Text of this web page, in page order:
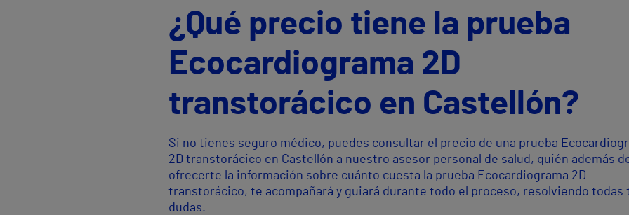
¿Qué precio tiene la prueba
Ecocardiograma 2D
transtorácico en Castellón?
Si no tienes seguro médico, puedes consultar el precio de una prueba
2D transtorácico en Castellón a nuestro asesor personal de salud, quién además
ofrecerte la información sobre cuánto cuesta la prueba Ecocardiograma 2D
transtorácico, te acompañará y guiará durante todo el proceso, resolviendo todas
dudas.